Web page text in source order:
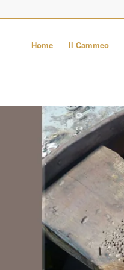
Home Il Cammeo